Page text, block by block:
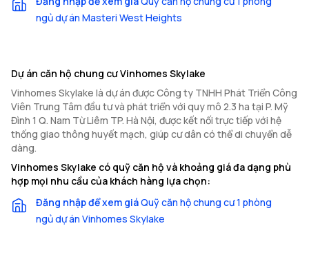
ngủ dự án Masteri West Heights
Dự án căn hộ chung cư Vinhomes Skylake
Vinhomes Skylake là dự án được Công ty TNHH Phát Triển Công
Viên Trung Tâm đầu tư và phát triển với quy mô 2.3 ha tại P. Mỹ
Đình 1 Q. Nam Từ Liêm TP. Hà Nội, được kết nối trực tiếp với hệ
thống giao thông huyết mạch, giúp cư dân có thể di chuyển dễ
dàng.
Vinhomes Skylake có quỹ căn hộ và khoảng giá đa dạng phù
hợp mọi nhu cầu của khách hàng lựa chọn:
Đăng nhập để xem giáQuỹ căn hộ chung cư 1 phòng
ngủ dự án Vinhomes Skylake